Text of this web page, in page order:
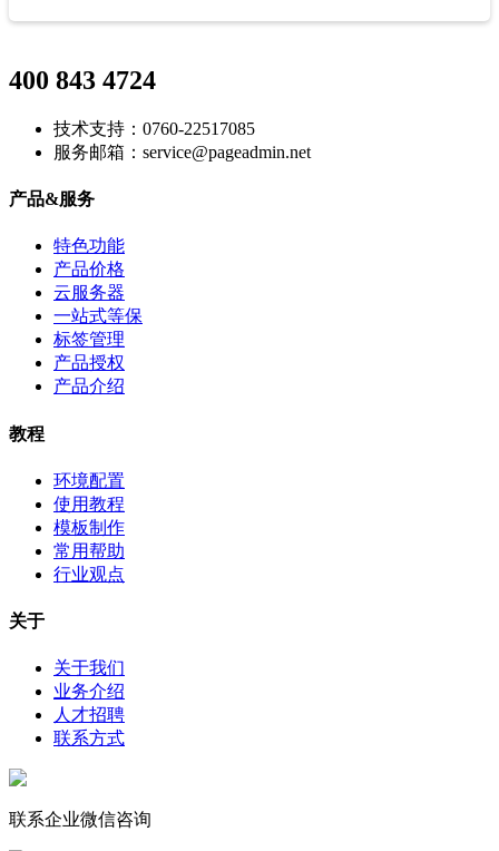
400 843 4724
技术支持：0760-22517085
服务邮箱：service@pageadmin.net
产品&服务
特色功能
产品价格
云服务器
一站式等保
标签管理
产品授权
产品介绍
教程
环境配置
使用教程
模板制作
常用帮助
行业观点
关于
关于我们
业务介绍
人才招聘
联系方式
联系企业微信咨询